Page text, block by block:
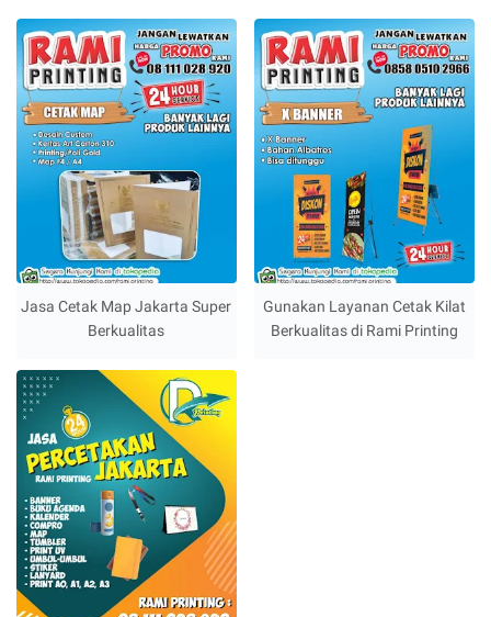
Jasa Cetak Map Jakarta Super
Berkualitas
Gunakan Layanan Cetak Kilat
Berkualitas di Rami Printing